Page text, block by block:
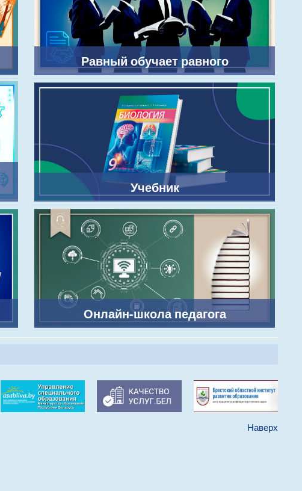
Равный обучает равного
Учебник
Онлайн-школа педагога
Наверх